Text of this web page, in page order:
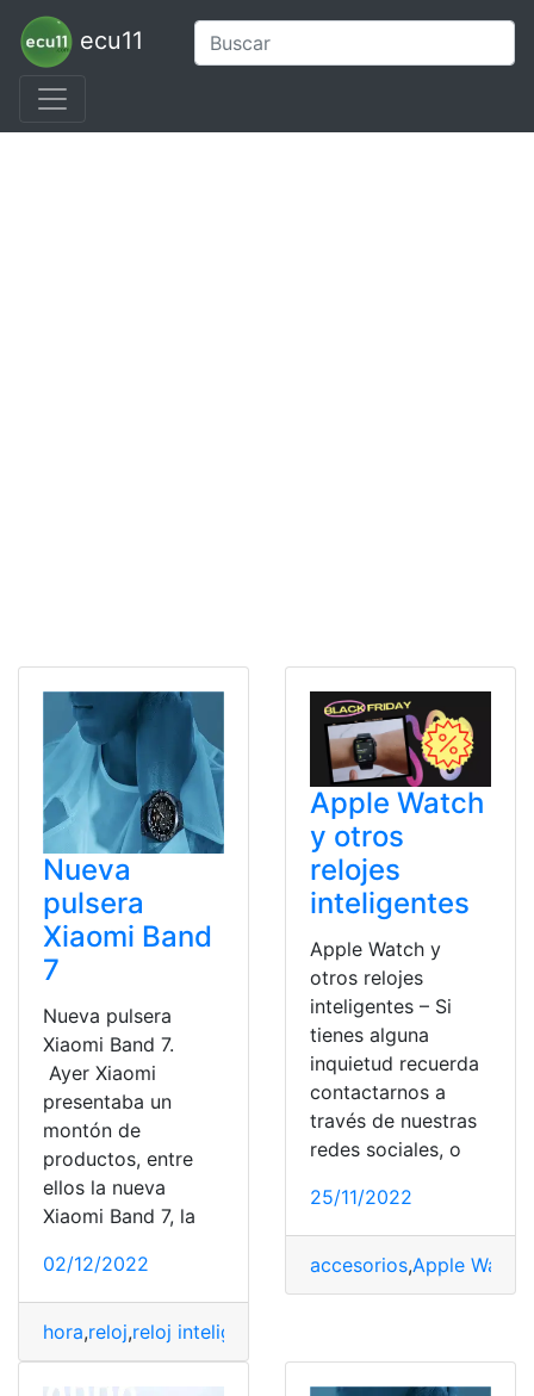
ecu11
Nueva
pulsera
Xiaomi Band
7
Nueva pulsera
Xiaomi Band 7.
Ayer Xiaomi
presentaba un
montón de
productos, entre
ellos la nueva
Xiaomi Band 7, la
02/12/2022
hora,reloj,reloj inteligente
Apple Watch
y otros
relojes
inteligentes
Apple Watch y
otros relojes
inteligentes – Si
tienes alguna
inquietud recuerda
contactarnos a
través de nuestras
redes sociales, o
25/11/2022
accesorios,Apple Watch.